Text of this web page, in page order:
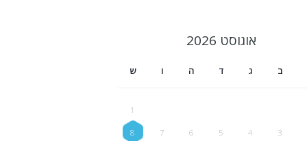
אוגוסט 2026
ב ג ד ה ו ש
1
3
4
5
6
7
8